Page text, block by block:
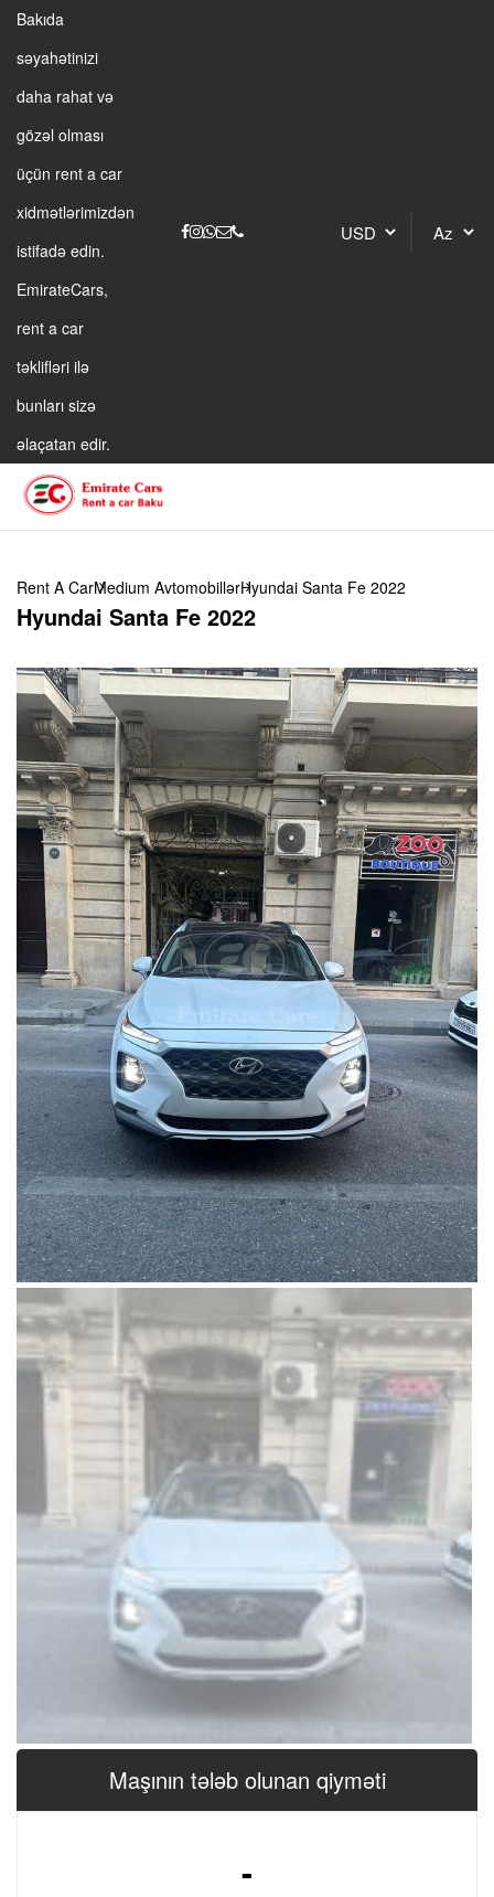
Bakıda
səyahətinizi
daha rahat və
gözəl olması
üçün rent a car
xidmətlərimizdən
istifadə edin.
EmirateCars,
rent a car
təklifləri ilə
bunları sizə
əlaçatan edir.
Rent A CarMedium AvtomobillərHyundai Santa Fe 2022
Hyundai Santa Fe 2022
Maşının tələb olunan qiyməti
-